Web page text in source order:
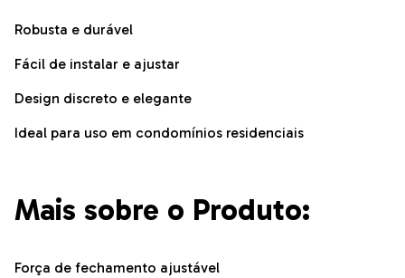
Robusta e durável
Fácil de instalar e ajustar
Design discreto e elegante
Ideal para uso em condomínios residenciais
Mais sobre o Produto:
Força de fechamento ajustável